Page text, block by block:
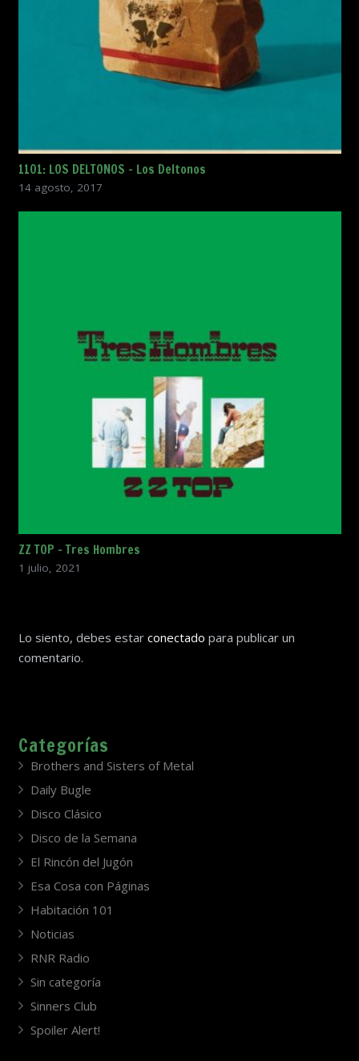
1101: LOS DELTONOS – Los Deltonos
14 agosto, 2017
ZZ TOP – Tres Hombres
1 julio, 2021
Lo siento, debes estar conectado para publicar un
comentario.
Categorías
Brothers and Sisters of Metal
Daily Bugle
Disco Clásico
Disco de la Semana
El Rincón del Jugón
Esa Cosa con Páginas
Habitación 101
Noticias
RNR Radio
Sin categoría
Sinners Club
Spoiler Alert!